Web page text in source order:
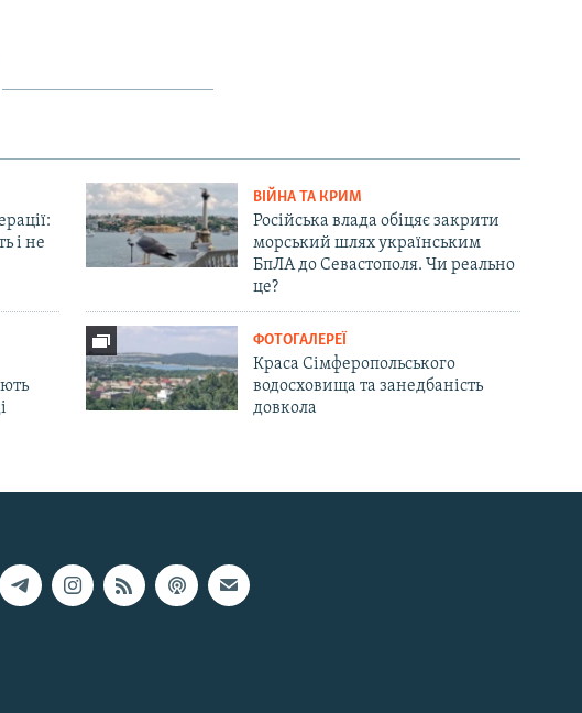
і не
ВІЙНА ТА КРИМ
Російська влада обіцяє закрити
морський шлях українським
БпЛА до Севастополя. Чи реально
це?
ФОТОГАЛЕРЕЇ
Краса Сімферопольського
водосховища та занедбаність
довкола